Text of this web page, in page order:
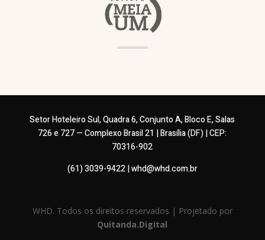
Setor Hoteleiro Sul, Quadra 6, Conjunto A, Bloco E, Salas
726 e 727 — Complexo Brasil 21 | Brasília (DF) | CEP:
70316-902
(61) 3039-9422 | whd@whd.com.br
WHD. Todos os direitos reservados | Projetado por
Quitanda.Digital